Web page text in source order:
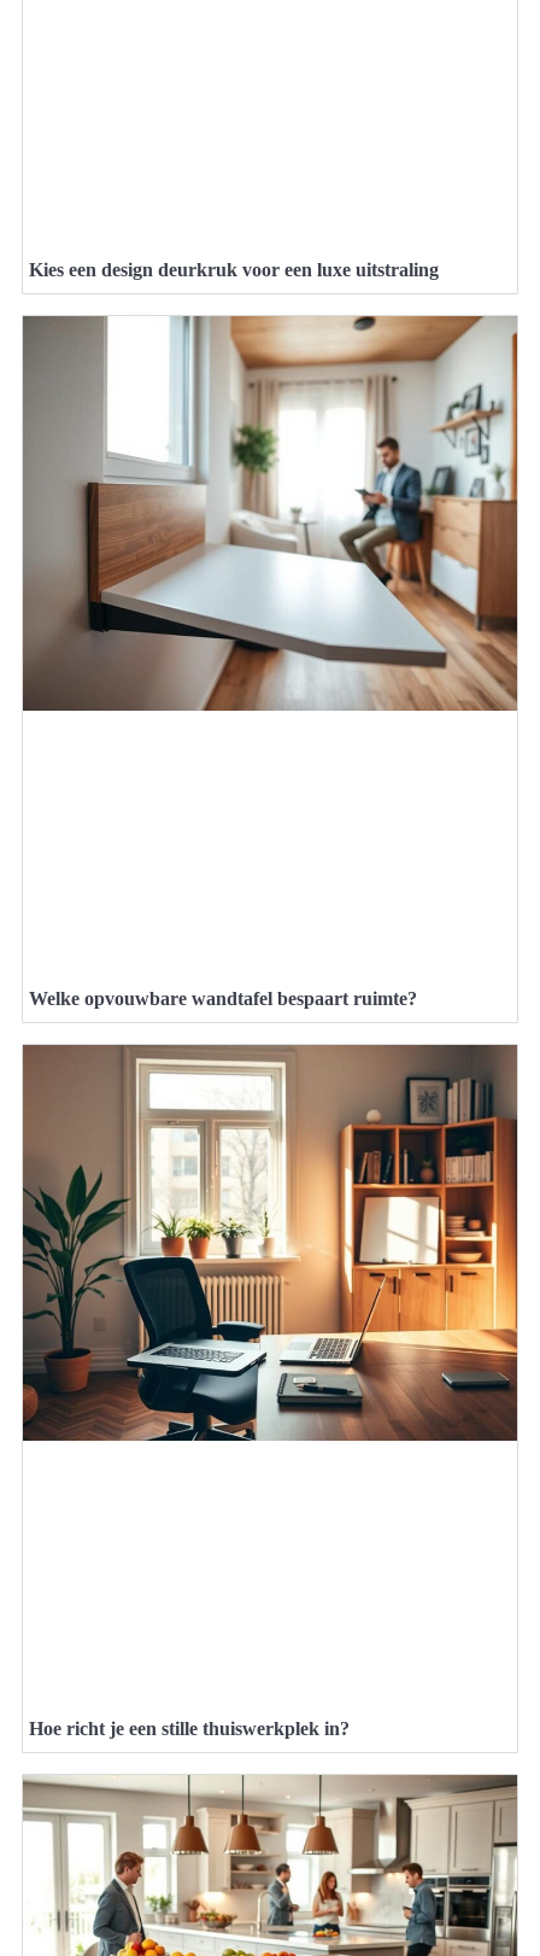
Kies een design deurkruk voor een luxe uitstraling
Welke opvouwbare wandtafel bespaart ruimte?
Hoe richt je een stille thuiswerkplek in?